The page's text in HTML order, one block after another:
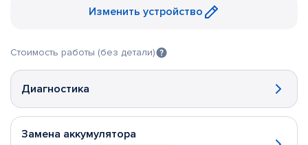
Изменить устройство
Стоимость работы (без детали)
Диагностика
Замена аккумулятора